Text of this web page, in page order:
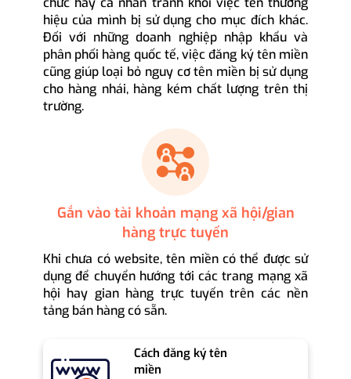
hiệu của mình bị sử dụng cho mục đích khác.
Đối với những doanh nghiệp nhập khẩu và
phân phối hàng quốc tế, việc đăng ký tên miền
cũng giúp loại bỏ nguy cơ tên miền bị sử dụng
cho hàng nhái, hàng kém chất lượng trên thị
trường.
Gắn vào tài khoản mạng xã hội/gian
hàng trực tuyến
Khi chưa có website, tên miền có thể được sử
dụng để chuyển hướng tới các trang mạng xã
hội hay gian hàng trực tuyến trên các nền
tảng bán hàng có sẵn.
Cách đăng ký tên
miền